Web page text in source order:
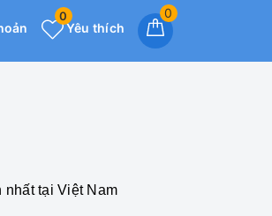
0
Yêu thích
0
nhất tại Việt Nam